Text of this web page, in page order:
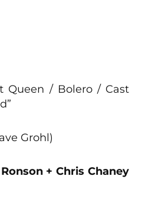
Queen / Bolero / Cast
Grohl)
+ Chris Chaney